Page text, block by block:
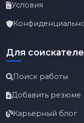
Условия
Для
Поиск работы
Добавить резюме
Карьерный блог